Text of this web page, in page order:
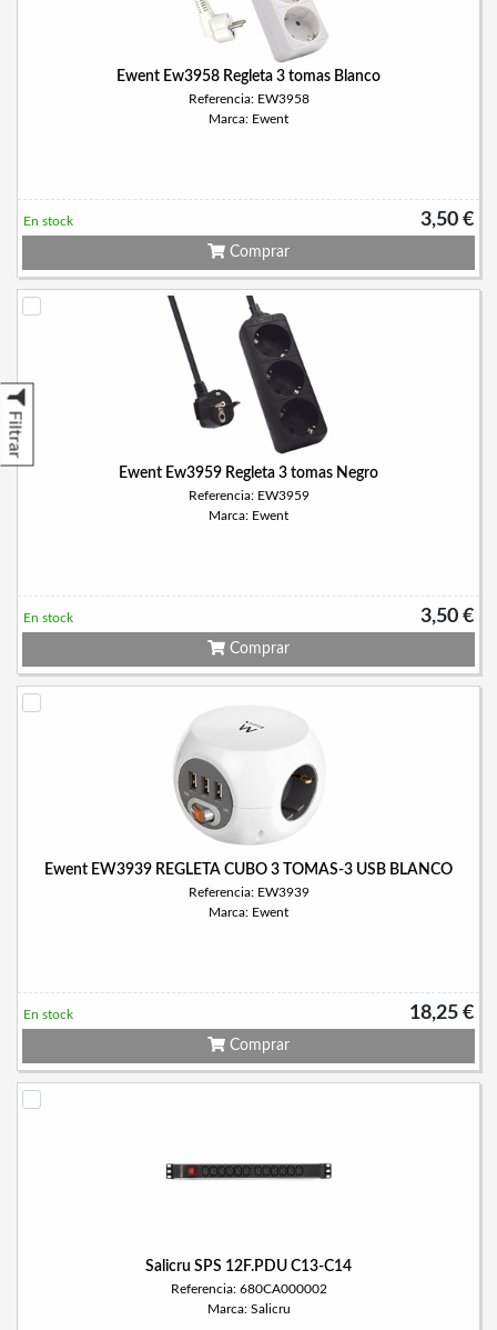
Filtrar
Ewent Ew3958 Regleta 3 tomas Blanco
Referencia: EW3958
Marca: Ewent
3,50 €
En stock
Comprar
Ewent Ew3959 Regleta 3 tomas Negro
Referencia: EW3959
Marca: Ewent
3,50 €
En stock
Comprar
Ewent EW3939 REGLETA CUBO 3 TOMAS-3 USB BLANCO
Referencia: EW3939
Marca: Ewent
18,25 €
En stock
Comprar
Salicru SPS 12F.PDU C13-C14
Referencia: 680CA000002
Marca: Salicru